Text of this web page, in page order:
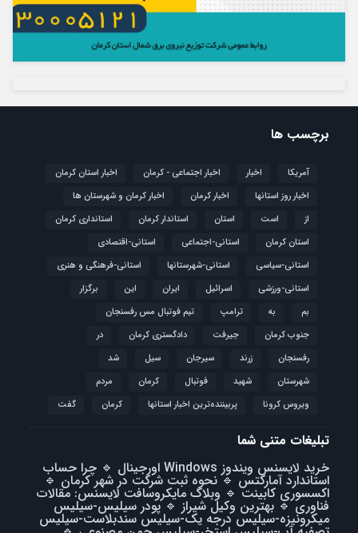
برچسب ها
آمریکا اخبار اخبار اجتماعی - کرمان
اخبار استان کرمان
اخبار روز استانها
اخبار کرمان
اخبار کرمان و شهرستان ها
از
است استان استاندار کرمان
استانداری کرمان
استان کرمان
استانی-اجتماعی
استانی-اقتصادی
استانی-سیاسی
استانی-شهرستانها
استانی-فرهنگی و هنری
استانی-ورزشی
اسرائیل ایران این
برگزار
بم
به ترامپ
تیم فوتبال مس رفسنجان
جنوب کرمان
جیرفت دادگستری کرمان
در
رفسنجان
زرند سیرجان سیل
شد
شهرستان
شهید فوتبال كرمان
مردم
ویروس کرونا
پربیننده‌ترین اخبار استانها کرمان گفت
تبلیغات متنی شما
خرید لایسنس ویندوز Windows اورجینال
🔹 چرا حساب
استاندارد آمارکتس 🔹نحوه ثبت شرکت در شهر کرمان 🔹
اکسسوری کابینت 🔹 وبلاگ مایکروسافت لایسنس: مقالات
فناوری🔹 بهترین وکیل شیراز 🔹پودر سیلیس-سیلیس
میکرونیزه-سیلیس درجه یک-سیلیس سندبلاست-سیلیس